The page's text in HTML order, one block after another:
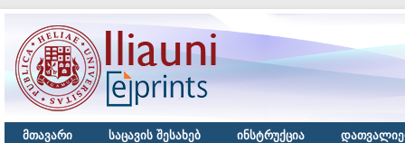
მთავარი საცავის შესახებ ინსტრუქცია